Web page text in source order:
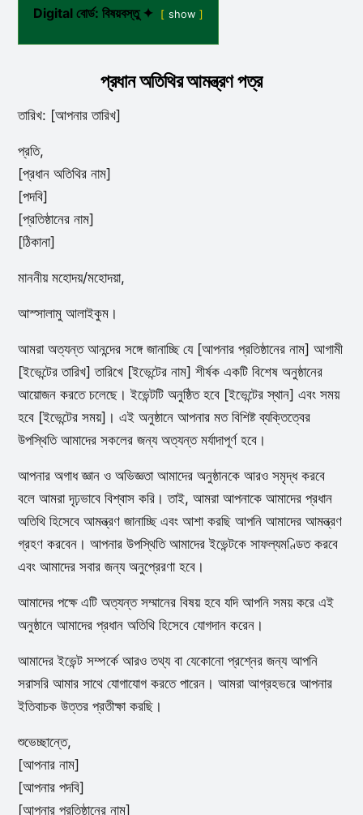
Digital বোর্ড: বিষয়বস্তু ✦ show
প্রধান অতিথির আমন্ত্রণ পত্র
তারিখ: [আপনার তারিখ]
প্রতি,
[প্রধান অতিথির নাম]
[পদবি]
[প্রতিষ্ঠানের নাম]
[ঠিকানা]
মাননীয় মহোদয়/মহোদয়া,
আস্সালামু আলাইকুম।
আমরা অত্যন্ত আনন্দের সঙ্গে জানাচ্ছি যে [আপনার প্রতিষ্ঠানের নাম] আগামী
[ইভেন্টের তারিখ] তারিখে [ইভেন্টের নাম] শীর্ষক একটি বিশেষ অনুষ্ঠানের
আয়োজন করতে চলেছে। ইভেন্টটি অনুষ্ঠিত হবে [ইভেন্টের স্থান] এবং সময়
হবে [ইভেন্টের সময়]। এই অনুষ্ঠানে আপনার মত বিশিষ্ট ব্যক্তিত্বের
উপস্থিতি আমাদের সকলের জন্য অত্যন্ত মর্যাদাপূর্ণ হবে।
আপনার অগাধ জ্ঞান ও অভিজ্ঞতা আমাদের অনুষ্ঠানকে আরও সমৃদ্ধ করবে
বলে আমরা দৃঢ়ভাবে বিশ্বাস করি। তাই, আমরা আপনাকে আমাদের প্রধান
অতিথি হিসেবে আমন্ত্রণ জানাচ্ছি এবং আশা করছি আপনি আমাদের আমন্ত্রণ
গ্রহণ করবেন। আপনার উপস্থিতি আমাদের ইভেন্টকে সাফল্যমণ্ডিত করবে
এবং আমাদের সবার জন্য অনুপ্রেরণা হবে।
আমাদের পক্ষে এটি অত্যন্ত সম্মানের বিষয় হবে যদি আপনি সময় করে এই
অনুষ্ঠানে আমাদের প্রধান অতিথি হিসেবে যোগদান করেন।
আমাদের ইভেন্ট সম্পর্কে আরও তথ্য বা যেকোনো প্রশ্নের জন্য আপনি
সরাসরি আমার সাথে যোগাযোগ করতে পারেন। আমরা আগ্রহভরে আপনার
ইতিবাচক উত্তর প্রতীক্ষা করছি।
শুভেচ্ছান্তে,
[আপনার নাম]
[আপনার পদবি]
[আপনার প্রতিষ্ঠানের নাম]